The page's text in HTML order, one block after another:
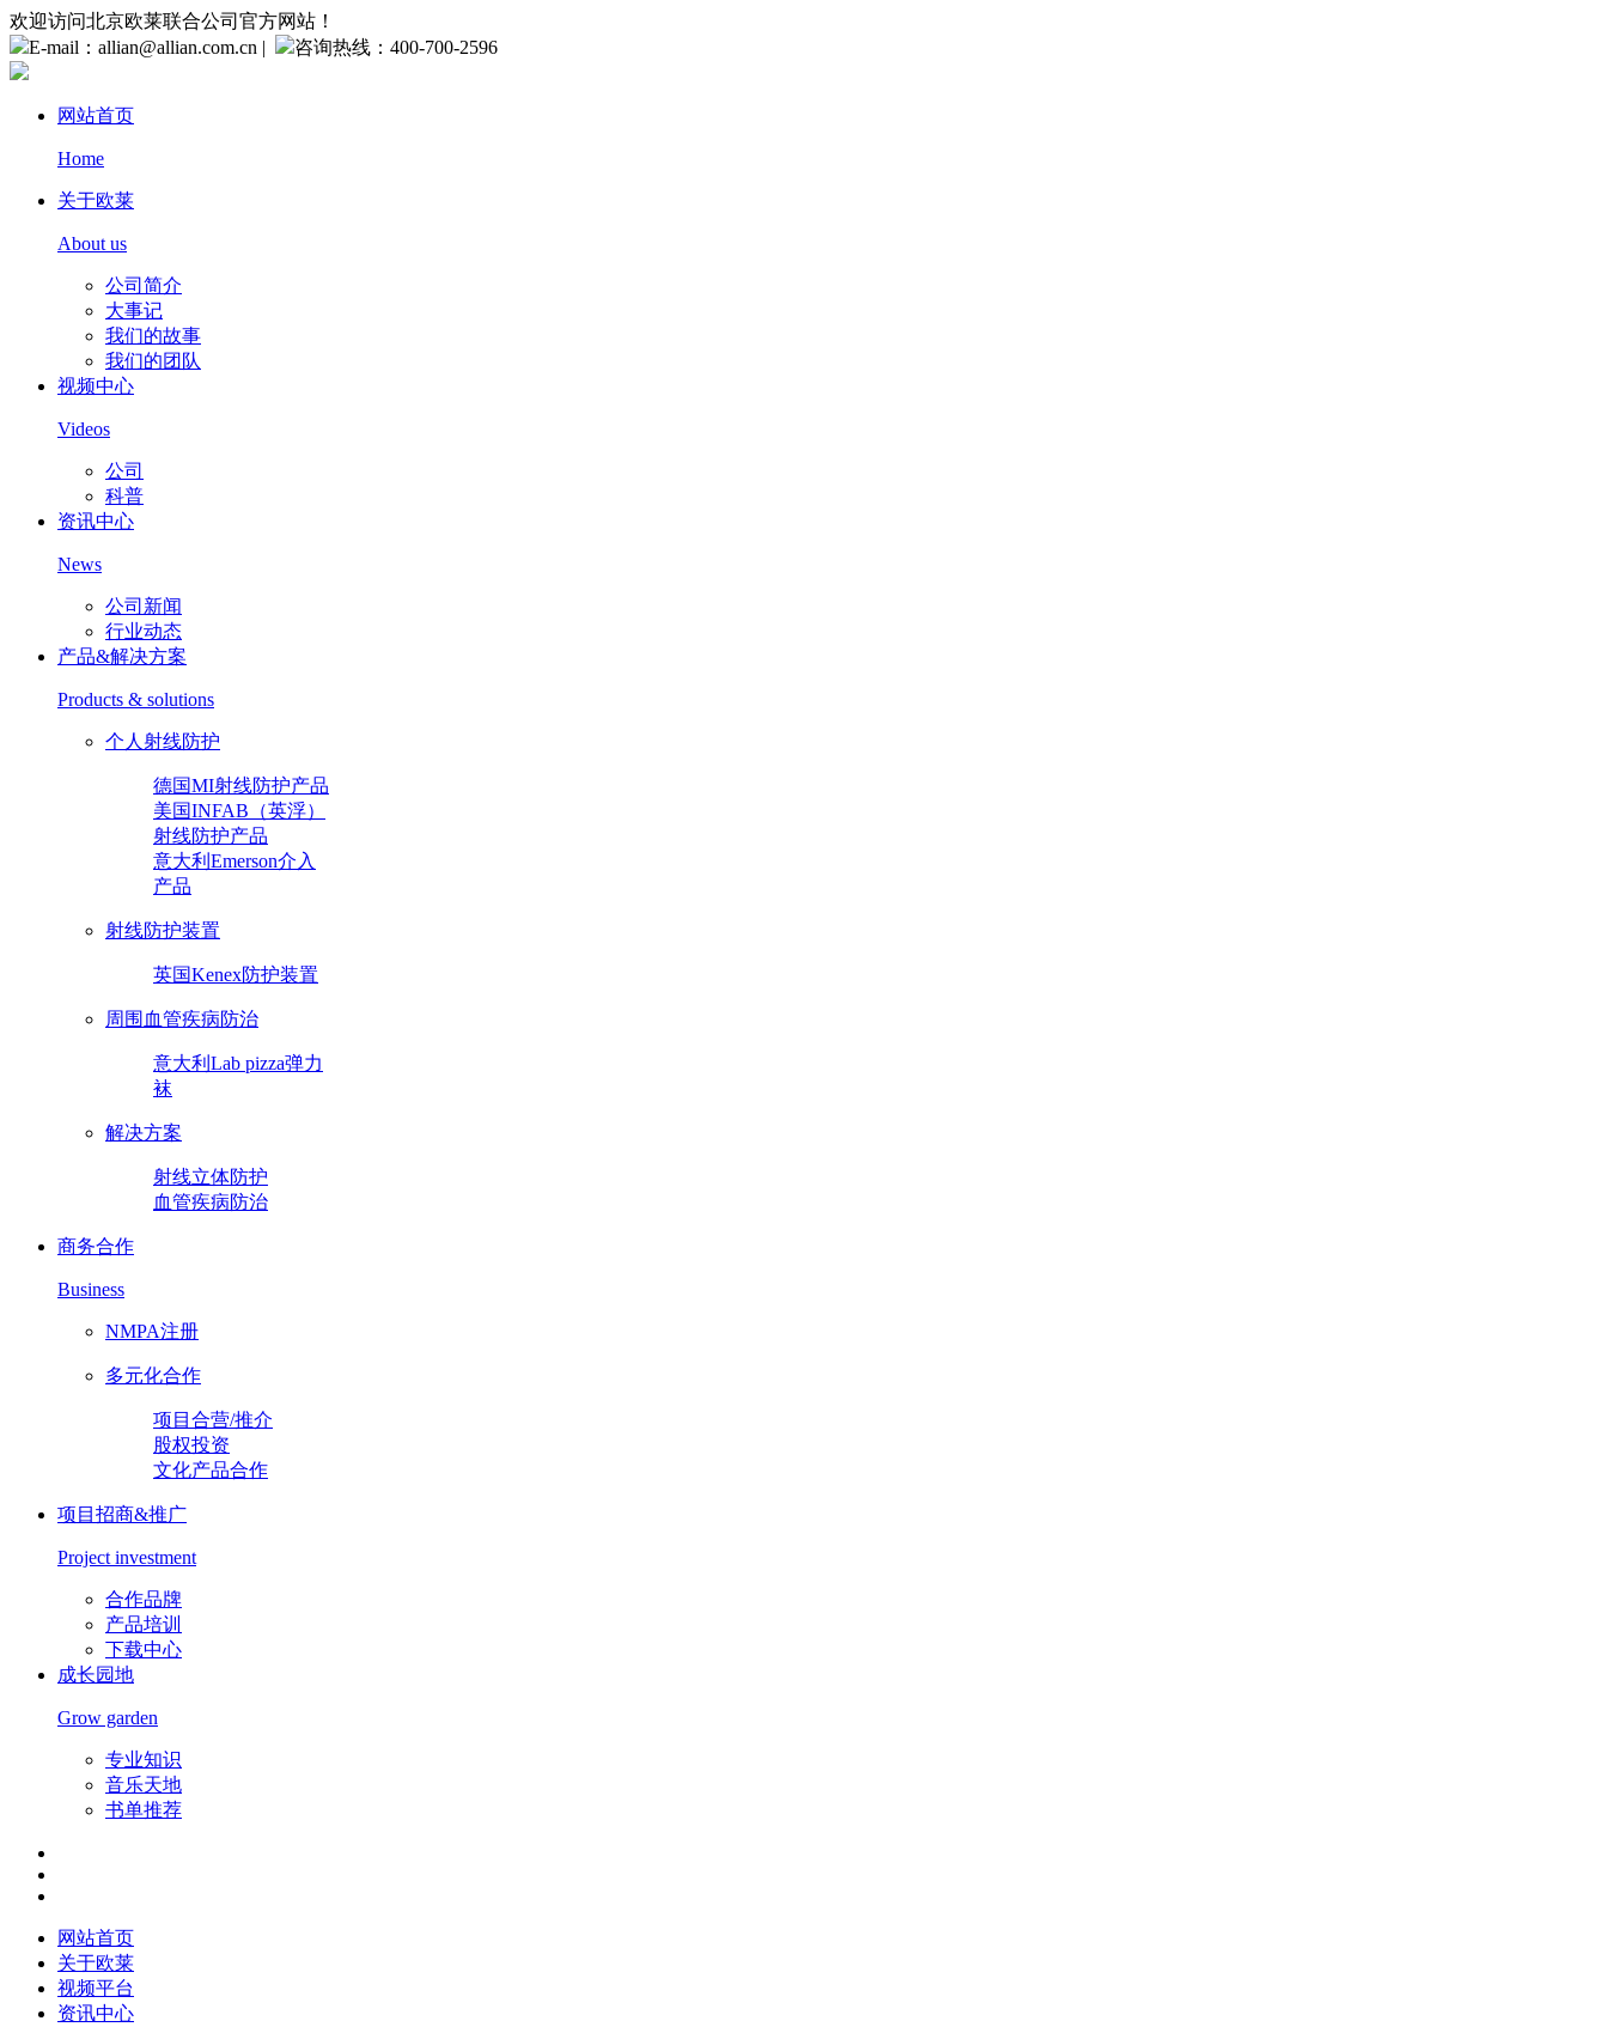
欢迎访问北京欧莱联合公司官方网站！
E-mail：allian@allian.com.cn | 咨询热线：400-700-2596
网站首页
Home
关于欧莱
About us
公司简介
大事记
我们的故事
我们的团队
视频中心
Videos
公司
科普
资讯中心
News
公司新闻
行业动态
产品&解决方案
Products & solutions
个人射线防护
德国MI射线防护产品
美国INFAB（英浮）
射线防护产品
意大利Emerson介入
产品
射线防护装置
英国Kenex防护装置
周围血管疾病防治
意大利Lab pizza弹力
袜
解决方案
射线立体防护
血管疾病防治
商务合作
Business
NMPA注册
多元化合作
项目合营/推介
股权投资
文化产品合作
项目招商&推广
Project investment
合作品牌
产品培训
下载中心
成长园地
Grow garden
专业知识
音乐天地
书单推荐
网站首页
关于欧莱
视频平台
资讯中心